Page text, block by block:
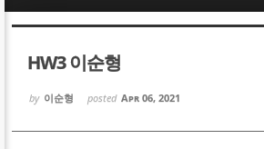
HW3 이순형
by 이순형 posted Apr 06, 2021
Sketchbook5, 스케치북5
Sketchbook5, 스케치북5